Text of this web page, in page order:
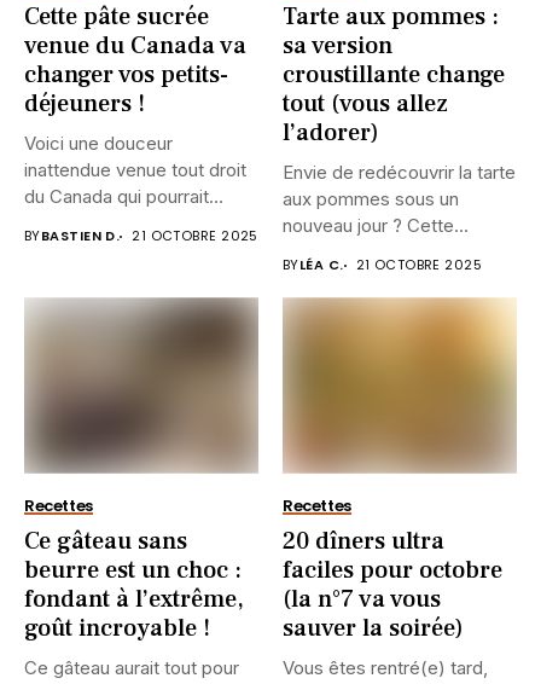
Cette pâte sucrée
venue du Canada va
changer vos petits-
déjeuners !
Voici une douceur
inattendue venue tout droit
du Canada qui pourrait
BYBASTIEN D. 21 OCTOBRE 2025
Tarte aux pommes :
sa version
croustillante change
tout (vous allez
l’adorer)
Envie de redécouvrir la tarte
aux pommes sous un
nouveau jour ? Cette...
BYLÉA C. 21 OCTOBRE 2025
Recettes
Ce gâteau sans
beurre est un choc :
fondant à l’extrême,
goût incroyable !
Ce gâteau aurait tout pour
Recettes
20 dîners ultra
faciles pour octobre
(la n°7 va vous
sauver la soirée)
Vous êtes rentré(e) tard,